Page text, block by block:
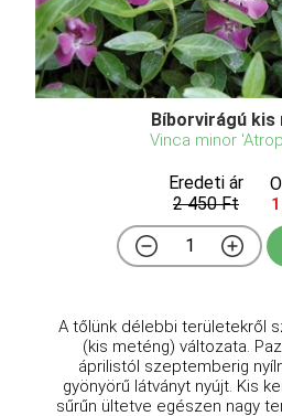
Bíborvirágú kis
Vinca minor
Eredeti ár
2 450 Ft
A tőlünk délebbi területekről
(kis meténg) változata.
áprilistól szeptemberig
gyönyörű látványt nyújt. Kis
sűrűn ültetve egészen nagy